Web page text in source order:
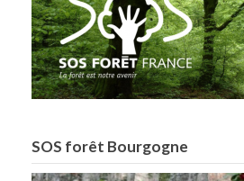
SOS forêt Bourgogne